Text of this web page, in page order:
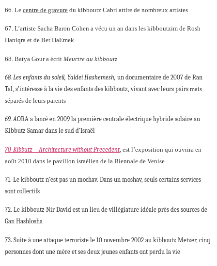
66. Le centre de gravure du kibboutz Cabri attire de nombreux artistes
67. L’artiste Sacha Baron Cohen a vécu un an dans les kibboutzim de Rosh
Haniqra et de Bet HaEmek
68. Batya Gour a écrit Meurtre au kibboutz
68. Les enfants du soleil, Yaldei Hashemesh, un documentaire de 2007 de Ran
Tal, s’intéresse à la vie des enfants des kibboutz, vivant avec leurs pairs mais
séparés de leurs parents
69. AORA a lancé en 2009 la première centrale électrique hybride solaire au
Kibbutz Samar dans le sud d’Israël
70. Kibbutz – Architecture without Precedent, est l’exposition qui ouvrira en
août 2010 dans le pavillon israélien de la Biennale de Venise
71. Le kibboutz n’est pas un mochav. Dans un moshav, seuls certains services
sont collectifs
72. Le kibboutz Nir David est un lieu de villégiature idéale près des sources de
Gan Hashlosha
73. Suite à une attaque terroriste le 10 novembre 2002 au kibboutz Metzer, cinq
personnes dont une mère et ses deux jeunes enfants ont perdu la vie